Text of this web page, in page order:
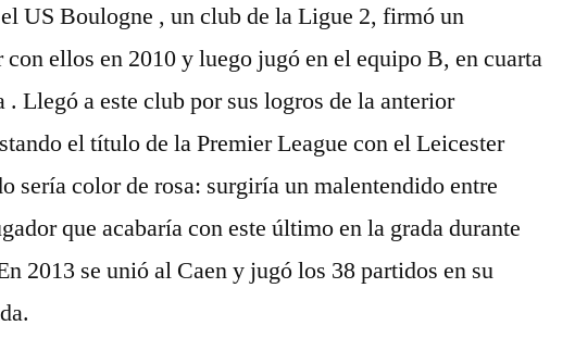
US Boulogne , un club de la Ligue 2, firmó un
con ellos en 2010 y luego jugó en el equipo B, en cuarta
Llegó a este club por sus logros de la anterior
el título de la Premier League con el Leicester
sería color de rosa: surgiría un malentendido entre
que acabaría con este último en la grada durante
2013 se unió al Caen y jugó los 38 partidos en su